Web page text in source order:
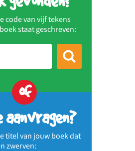
code van vijf tekens
staat geschreven:
of
aanvragen?
titel van jouw boek dat
zwerven: